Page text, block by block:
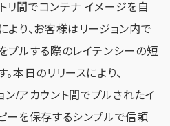
リ間でコンテナ イメージを自
より、お客様はリージョン内で
プルする際のレイテンシーの短
本日のリリースにより、
/アカウント間でプルされたイ
ーを保存するシンプルで信頼